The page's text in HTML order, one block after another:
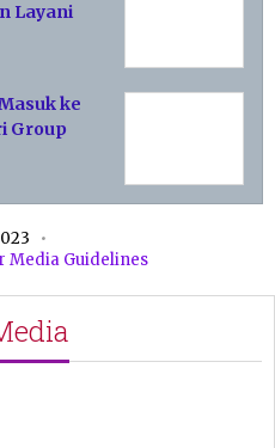
Layani
ke
Group
Media Guidelines